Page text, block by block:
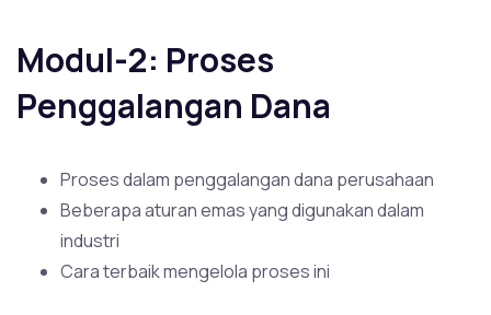
Modul-2: Proses
Penggalangan Dana
Proses dalam penggalangan dana perusahaan
Beberapa aturan emas yang digunakan dalam
industri
Cara terbaik mengelola proses ini